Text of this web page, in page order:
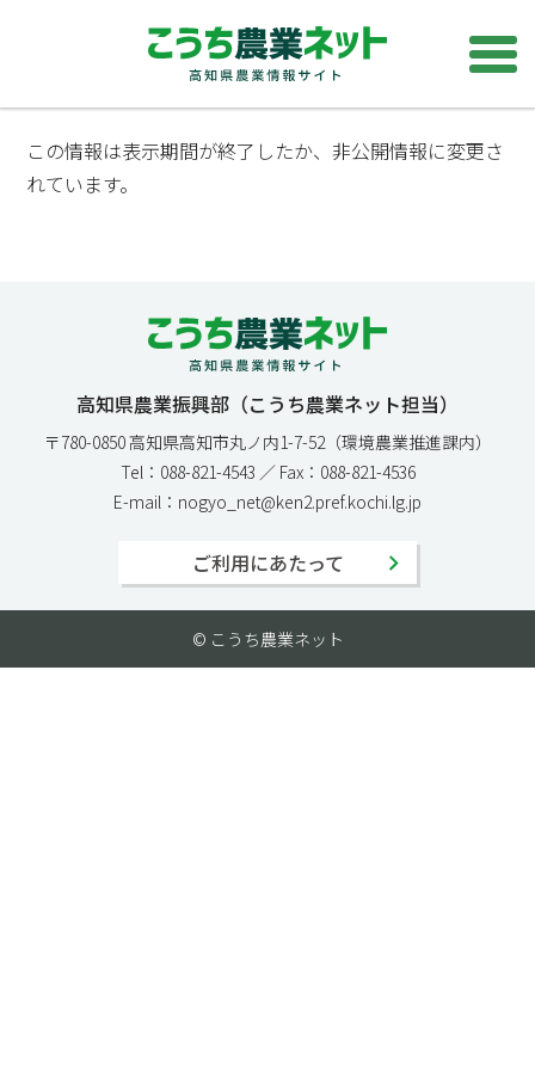
この情報は表示期間が終了したか、非公開情報に変更さ
れています。
高知県農業振興部（こうち農業ネット担当）
〒780-0850 高知県高知市丸ノ内1-7-52（環境農業推進課内）
Tel：088-821-4543 ／ Fax：088-821-4536
E-mail：nogyo_net@ken2.pref.kochi.lg.jp
ご利用にあたって
© こうち農業ネット